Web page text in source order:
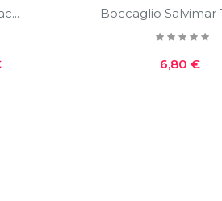
Boccaglio Salvimar
Prezzo
6,80 €